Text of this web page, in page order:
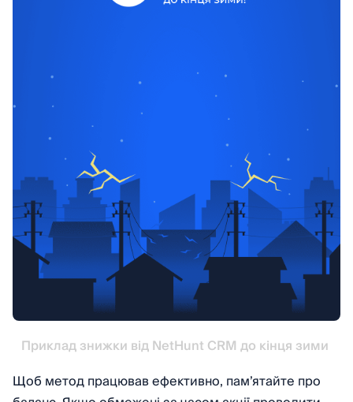
Приклад знижки від NetHunt CRM до кінця зими
Щоб метод працював ефективно, пам’ятайте про